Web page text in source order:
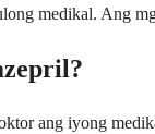
medikal. Ang
ang iyong